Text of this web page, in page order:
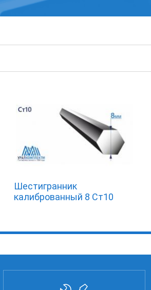
Шестигранник
калиброванный 8 Ст10